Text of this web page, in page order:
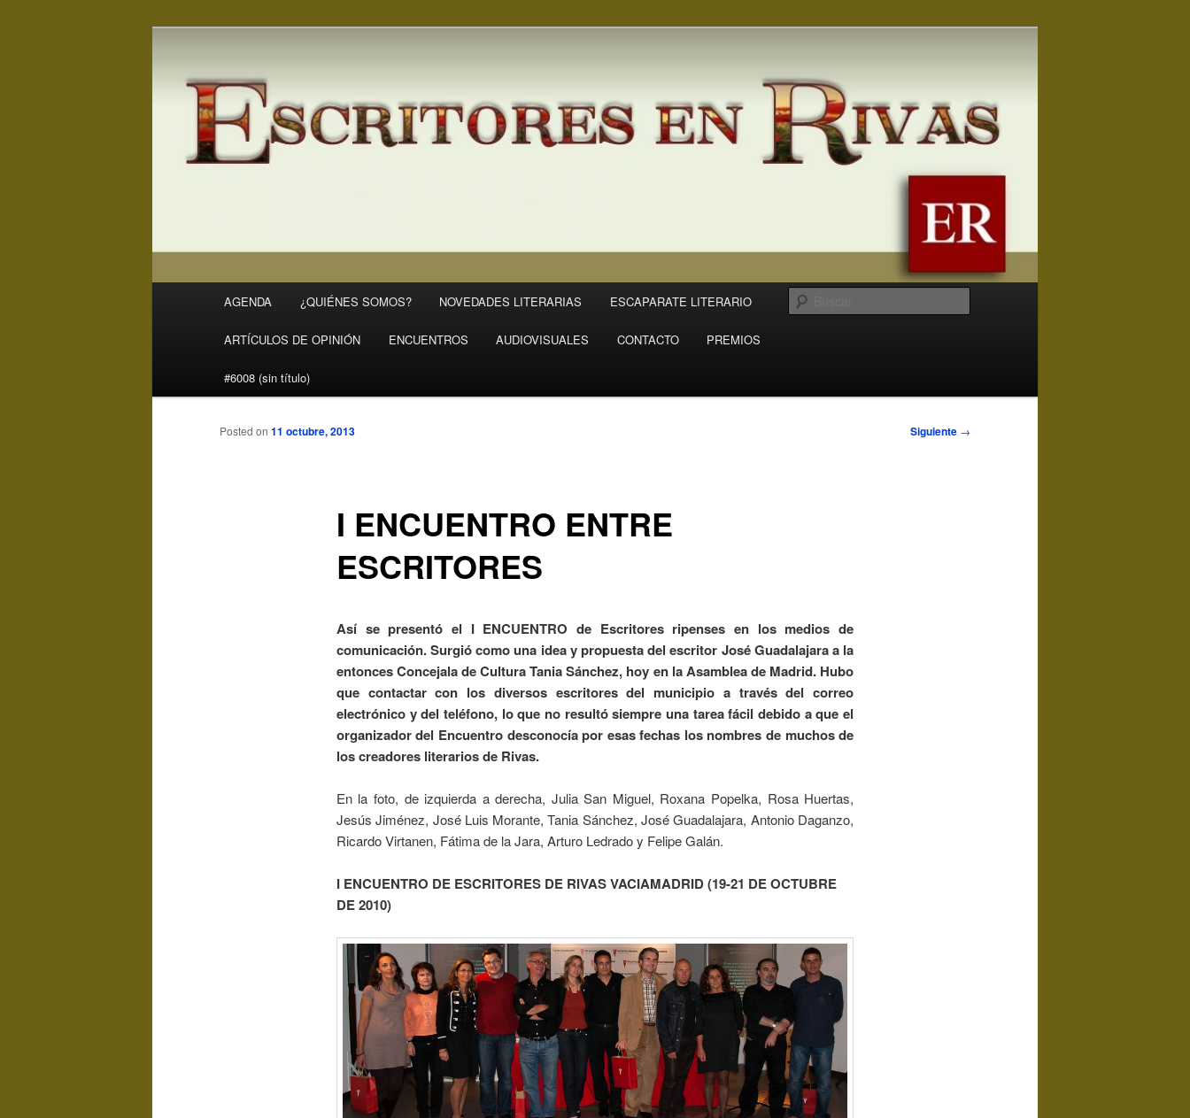
ER
AGENDA ¿QUIÉNES SOMOS? NOVEDADES LITERARIAS ESCAPARATE LITERARIO
ARTÍCULOS DE OPINIÓN ENCUENTROS AUDIOVISUALES CONTACTO PREMIOS
#6008 (sin título)
Navegación
Siguiente →
I ENCUENTRO ENTRE
ESCRITORES
Posted on 11 octubre, 2013
Así se presentó el I ENCUENTRO de Escritores ripenses en los medios de
comunicación. Surgió como una idea y propuesta del escritor José Guadalajara a la
entonces Concejala de Cultura Tania Sánchez, hoy en la Asamblea de Madrid. Hubo
que contactar con los diversos escritores del municipio a través del correo
electrónico y del teléfono, lo que no resultó siempre una tarea fácil debido a que el
organizador del Encuentro desconocía por esas fechas los nombres de muchos de
los creadores literarios de Rivas.
En la foto, de izquierda a derecha, Julia San Miguel, Roxana Popelka, Rosa Huertas,
Jesús Jiménez, José Luis Morante, Tania Sánchez, José Guadalajara, Antonio Daganzo,
Ricardo Virtanen, Fátima de la Jara, Arturo Ledrado y Felipe Galán.
I ENCUENTRO DE ESCRITORES DE RIVAS VACIAMADRID (19-21 DE OCTUBRE
DE 2010)